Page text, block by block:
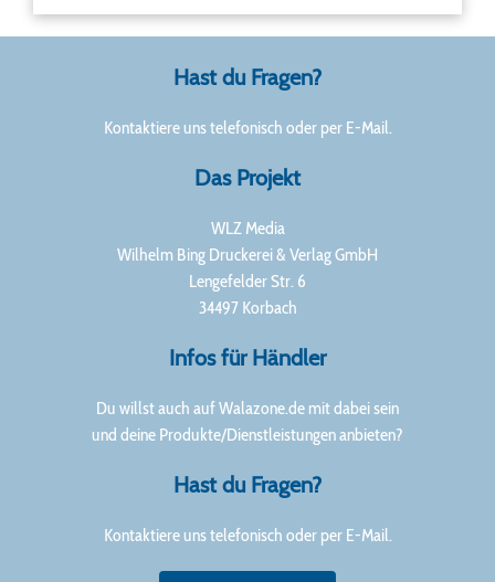
Hast du Fragen?
Kontaktiere uns telefonisch oder per E-Mail.
Das Projekt
WLZ Media
Wilhelm Bing Druckerei & Verlag GmbH
Lengefelder Str. 6
34497 Korbach
Infos für Händler
Du willst auch auf Walazone.de mit dabei sein
und deine Produkte/Dienstleistungen anbieten?
Hast du Fragen?
Kontaktiere uns telefonisch oder per E-Mail.